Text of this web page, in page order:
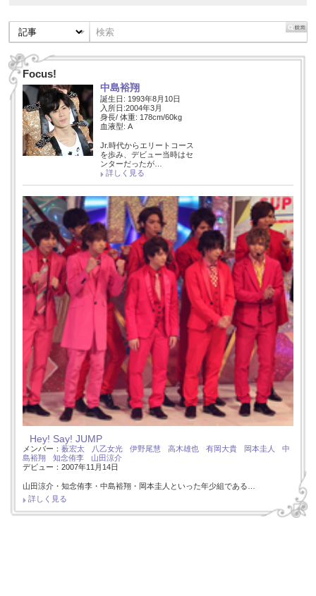
Focus!
中島裕翔
誕生日: 1993年8月10日
入所日:2004年3月
身長/ 体重: 178cm/60kg
血液型: A
Jr.時代からエリートコース
を歩み、デビュー当時はセ
ンターだったが…
詳しく見る
Hey! Say! JUMP
メンバー： 薮宏太 八乙女光 伊野尾慧 高木雄也 有岡大貴 岡本圭人
中
島裕翔
知念侑李
山田涼介
デビュー：2007年11月14日
山田涼介・知念侑李・中島裕翔・岡本圭人といった年少組である…
詳しく見る